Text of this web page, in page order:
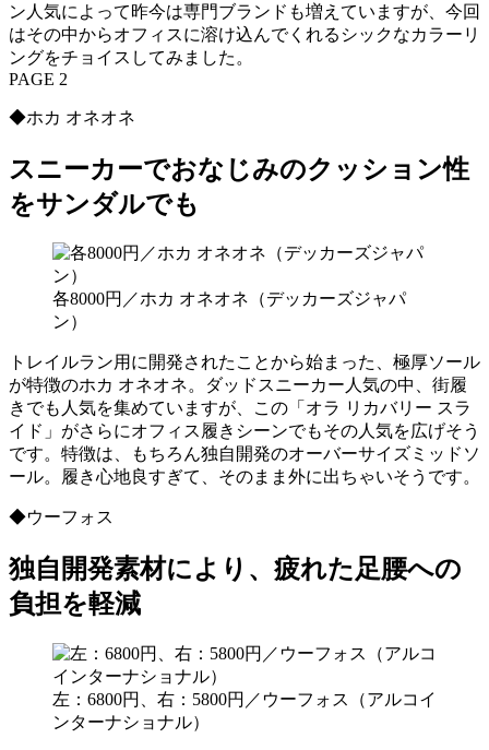
ン人気によって昨今は専門ブランドも増えていますが、今回
はその中からオフィスに溶け込んでくれるシックなカラーリ
ングをチョイスしてみました。
PAGE 2
◆ホカ オネオネ
スニーカーでおなじみのクッション性
をサンダルでも
各8000円／ホカ オネオネ（デッカーズジャパ
ン）
トレイルラン用に開発されたことから始まった、極厚ソール
が特徴のホカ オネオネ。ダッドスニーカー人気の中、街履
きでも人気を集めていますが、この「オラ リカバリー スラ
イド」がさらにオフィス履きシーンでもその人気を広げそう
です。特徴は、もちろん独自開発のオーバーサイズミッドソ
ール。履き心地良すぎて、そのまま外に出ちゃいそうです。
◆ウーフォス
独自開発素材により、疲れた足腰への
負担を軽減
左：6800円、右：5800円／ウーフォス（アルコイ
ンターナショナル）